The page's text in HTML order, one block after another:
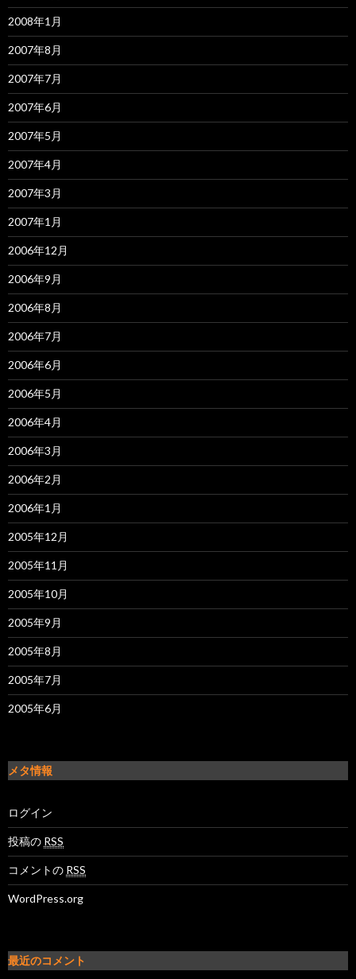
2008年1月
2007年8月
2007年7月
2007年6月
2007年5月
2007年4月
2007年3月
2007年1月
2006年12月
2006年9月
2006年8月
2006年7月
2006年6月
2006年5月
2006年4月
2006年3月
2006年2月
2006年1月
2005年12月
2005年11月
2005年10月
2005年9月
2005年8月
2005年7月
2005年6月
メタ情報
ログイン
投稿の RSS
コメントの RSS
WordPress.org
最近のコメント